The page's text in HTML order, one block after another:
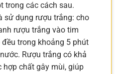
trong các cách sau.
sử dụng rượu trắng: cho
rượu trắng vào tim
trong khoảng 5 phút
Rượu trắng có khả
hợp chất gây mùi, giúp